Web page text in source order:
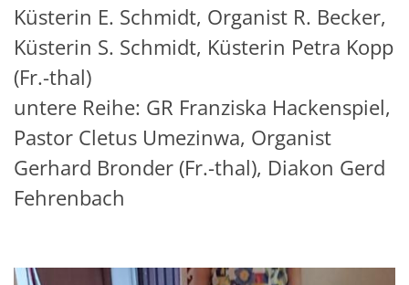
Küsterin E. Schmidt, Organist R. Becker,
Küsterin S. Schmidt, Küsterin Petra Kopp
(Fr.-thal)
untere Reihe: GR Franziska Hackenspiel,
Pastor Cletus Umezinwa, Organist
Gerhard Bronder (Fr.-thal), Diakon Gerd
Fehrenbach